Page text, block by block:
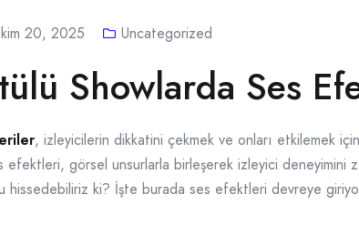
20, 2025 Uncategorized
Showlarda Ses
, izleyicilerin dikkatini çekmek ve onları etkilemek
efektleri, görsel unsurlarla birleşerek izleyici deneyimini
hissedebiliriz ki? İşte burada ses efektleri devreye